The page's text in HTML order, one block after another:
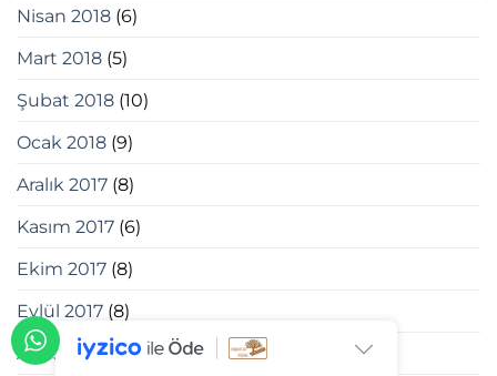
Nisan 2018 (6)
Mart 2018 (5)
Şubat 2018 (10)
Ocak 2018 (9)
Aralık 2017 (8)
Kasım 2017 (6)
Ekim 2017 (8)
Eylül 2017 (8)
Ağustos 2017(5)